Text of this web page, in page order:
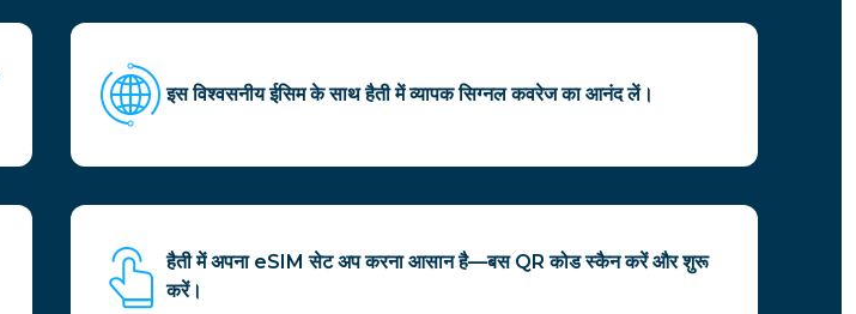
इस विश्वसनीय ईसिम के साथ हैती में व्यापक सिग्नल कवरेज का आनंद लें।
हैती में अपना eSIM सेट अप करना आसान है—बस QR कोड स्कैन करें और शुरू
करें।